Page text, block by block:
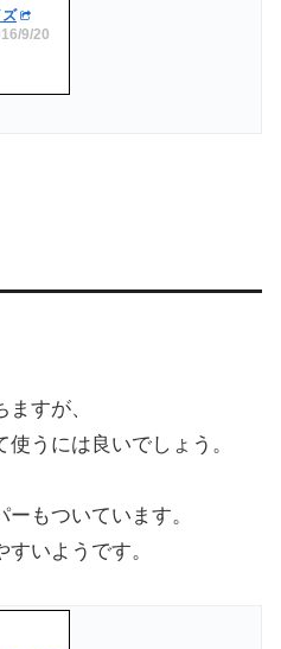
9/20
すが、
うには良いでしょう。
もついています。
いようです。